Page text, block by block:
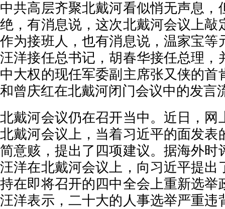
中共高层齐聚北戴河看似悄无声息，
绝，有消息说，这次北戴河会议上敲
作为接班人，也有消息说，温家宝等
汪洋接任总书记，胡春华接任总理，
中大权的现任军委副主席张又侠的首
和曾庆红在北戴河闭门会议中的发言
北戴河会议仍在召开当中。近日，网
北戴河会议上，当着习近平的面发表
简意赅，提出了四项建议。据海外时
汪洋在北戴河会议上，向习近平提出
持在即将召开的四中全会上重新选举
汪洋表示，二十大的人事选举严重违